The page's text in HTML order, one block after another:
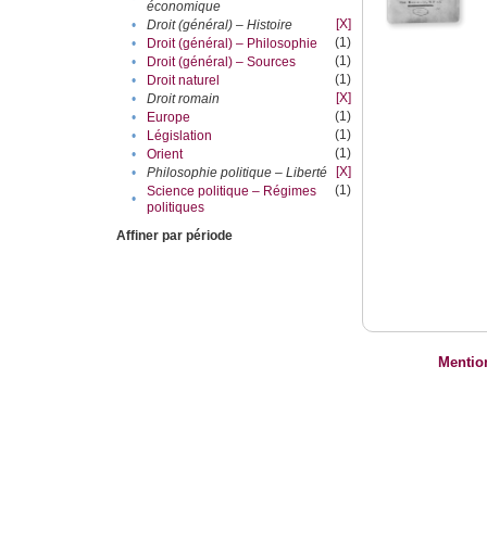
économique
• Droit (général) – Histoire
[X]
•
Droit (général) – Philosophie
(1)
•
Droit (général) – Sources
(1)
•
Droit naturel
(1)
•
Droit romain
[X]
•
Europe
(1)
•
Législation
(1)
•
Orient
(1)
•
Philosophie politique – Liberté
[X]
•
Science politique – Régimes
politiques
(1)
Affiner par période